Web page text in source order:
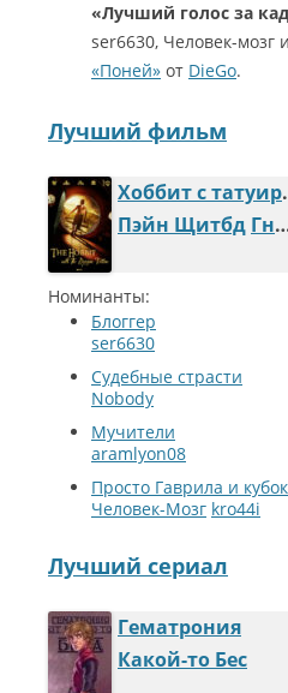
«Лучший голос за
ser6630, Человек-мозг
«Поней» от DieGo.
Лучший фильм
Пэйн Щитбд Гном Пасаран
Номинанты:
Блоггер
ser6630
Судебные страсти
Nobody
Мучители
aramlyon08
Просто Гаврила и
Человек-Мозг kro44i
Лучший сериал
Гематрония
Какой-то Бес